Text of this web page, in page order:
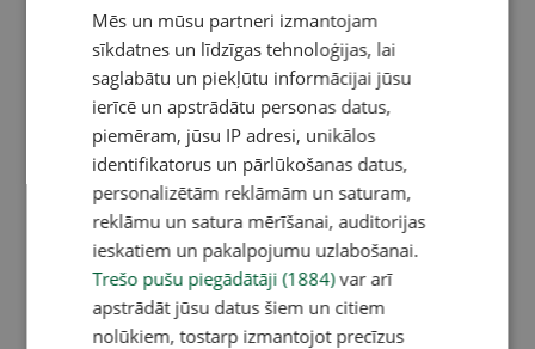
Mēs un mūsu partneri izmantojam
sīkdatnes un līdzīgas tehnoloģijas, lai
saglabātu un piekļūtu informācijai jūsu
ierīcē un apstrādātu personas datus,
piemēram, jūsu IP adresi, unikālos
identifikatorus un pārlūkošanas datus,
personalizētām reklāmām un saturam,
reklāmu un satura mērīšanai, auditorijas
ieskatiem un pakalpojumu uzlabošanai.
Trešo pušu piegādātāji (1884)var arī
apstrādāt jūsu datus šiem un citiem
nolūkiem, tostarp izmantojot precīzus